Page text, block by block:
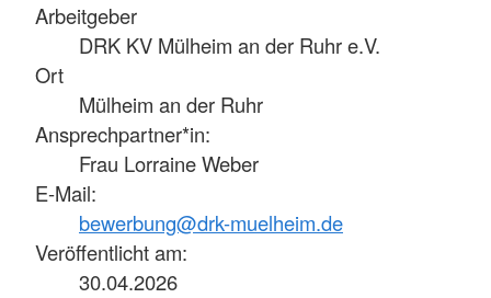
Arbeitgeber
DRK KV Mülheim an der Ruhr e.V.
Ort
Mülheim an der Ruhr
Ansprechpartner*in:
Frau Lorraine Weber
E-Mail:
bewerbung@drk-muelheim.de
Veröffentlicht am:
30.04.2026